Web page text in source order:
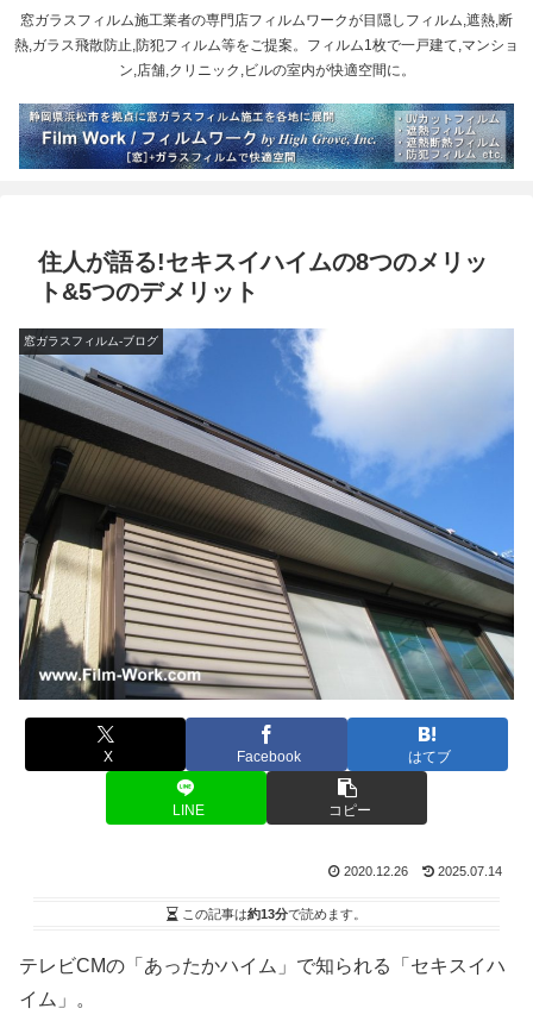
窓ガラスフィルム施工業者の専門店フィルムワークが目隠しフィルム,遮熱,断
熱,ガラス飛散防止,防犯フィルム等をご提案。フィルム1枚で一戸建て,マンショ
ン,店舗,クリニック,ビルの室内が快適空間に。
住人が語る!セキスイハイムの8つのメリッ
ト&5つのデメリット
窓ガラスフィルム-ブログ
X Facebook はてブ
LINE コピー
2020.12.26 2025.07.14
この記事は約13分で読めます。
テレビCMの「あったかハイム」で知られる「セキスイハ
イム」。